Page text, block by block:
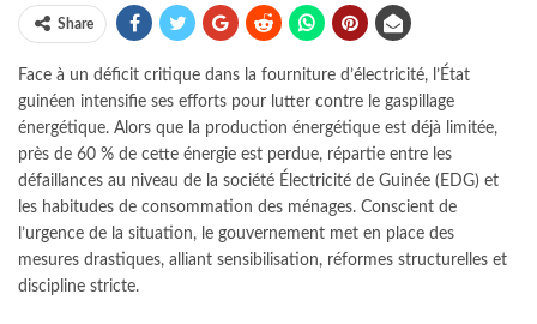
Share
Face à un déficit critique dans la fourniture d’électricité, l’État
guinéen intensifie ses efforts pour lutter contre le gaspillage
énergétique. Alors que la production énergétique est déjà limitée,
près de 60 % de cette énergie est perdue, répartie entre les
défaillances au niveau de la société Électricité de Guinée (EDG) et
les habitudes de consommation des ménages. Conscient de
l’urgence de la situation, le gouvernement met en place des
mesures drastiques, alliant sensibilisation, réformes structurelles et
discipline stricte.